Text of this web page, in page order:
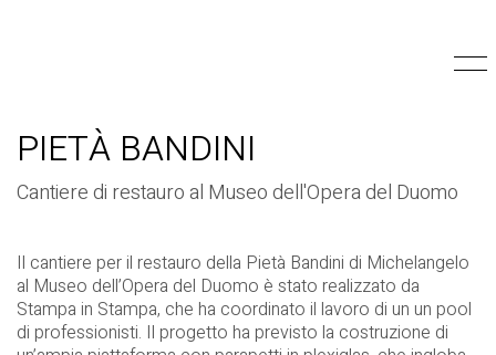
PIETÀ BANDINI
Cantiere di restauro al Museo dell'Opera del Duomo
Il cantiere per il restauro della Pietà Bandini di Michelangelo
al Museo dell’Opera del Duomo è stato realizzato da
Stampa in Stampa, che ha coordinato il lavoro di un un pool
di professionisti. Il progetto ha previsto la costruzione di